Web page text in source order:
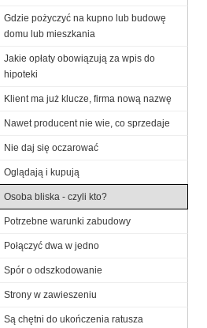
Gdzie pożyczyć na kupno lub budowę
domu lub mieszkania
Jakie opłaty obowiązują za wpis do
hipoteki
Klient ma już klucze, firma nową nazwę
Nawet producent nie wie, co sprzedaje
Nie daj się oczarować
Oglądają i kupują
Osoba bliska - czyli kto?
Potrzebne warunki zabudowy
Połączyć dwa w jedno
Spór o odszkodowanie
Strony w zawieszeniu
Są chętni do ukończenia ratusza